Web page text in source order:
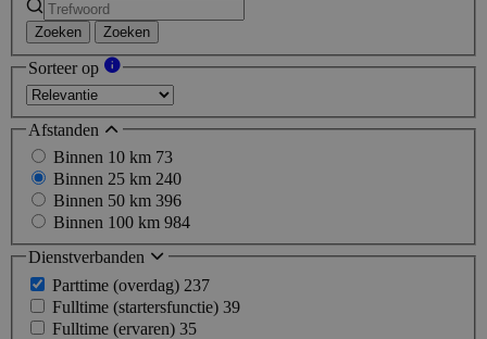
Zoeken Zoeken
Sorteer op
Afstanden
Binnen 10 km 73
Binnen 25 km 240
Binnen 50 km 396
Binnen 100 km 984
Dienstverbanden
Parttime (overdag) 237
Fulltime (startersfunctie) 39
Fulltime (ervaren) 35